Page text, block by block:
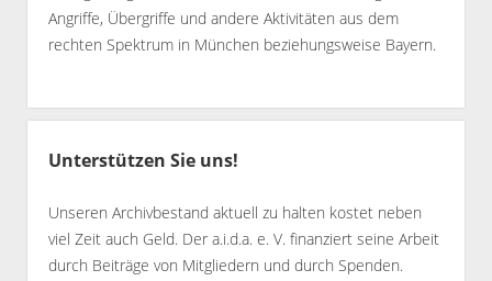
Angriffe, Übergriffe und andere Aktivitäten aus dem
rechten Spektrum in München beziehungsweise Bayern.
Unterstützen Sie uns!
Unseren Archivbestand aktuell zu halten kostet neben
viel Zeit auch Geld. Der a.i.d.a. e. V. finanziert seine Arbeit
durch Beiträge von Mitgliedern und durch Spenden.